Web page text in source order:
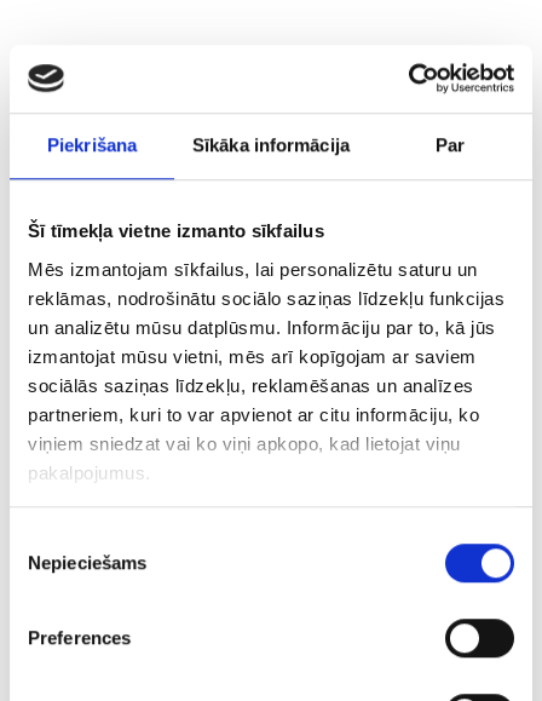
Piekrišana Sīkāka informācija Par
Šī tīmekļa vietne izmanto sīkfailus
Mēs izmantojam sīkfailus, lai personalizētu saturu un
reklāmas, nodrošinātu sociālo saziņas līdzekļu funkcijas
un analizētu mūsu datplūsmu. Informāciju par to, kā jūs
izmantojat mūsu vietni, mēs arī kopīgojam ar saviem
sociālās saziņas līdzekļu, reklamēšanas un analīzes
partneriem, kuri to var apvienot ar citu informāciju, ko
viņiem sniedzat vai ko viņi apkopo, kad lietojat viņu
pakalpojumus.
izvēle
Nepieciešams
Preferences